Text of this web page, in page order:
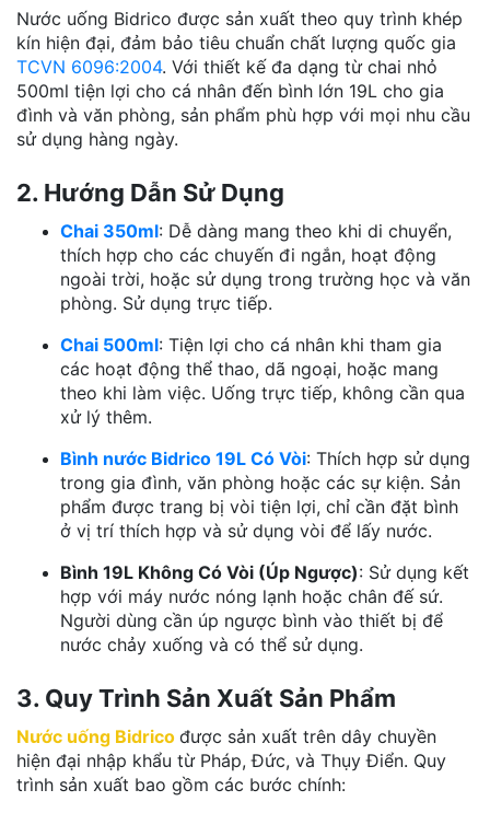
Nước uống Bidrico được sản xuất theo quy trình khép
kín hiện đại, đảm bảo tiêu chuẩn chất lượng quốc gia
TCVN 6096:2004. Với thiết kế đa dạng từ chai nhỏ
500ml tiện lợi cho cá nhân đến bình lớn 19L cho gia
đình và văn phòng, sản phẩm phù hợp với mọi nhu cầu
sử dụng hàng ngày.
2. Hướng Dẫn Sử Dụng
Chai 350ml: Dễ dàng mang theo khi di chuyển,
thích hợp cho các chuyến đi ngắn, hoạt động
ngoài trời, hoặc sử dụng trong trường học và văn
phòng. Sử dụng trực tiếp.
Chai 500ml: Tiện lợi cho cá nhân khi tham gia
các hoạt động thể thao, dã ngoại, hoặc mang
theo khi làm việc. Uống trực tiếp, không cần qua
xử lý thêm.
Bình nước Bidrico 19L Có Vòi: Thích hợp sử dụng
trong gia đình, văn phòng hoặc các sự kiện. Sản
phẩm được trang bị vòi tiện lợi, chỉ cần đặt bình
ở vị trí thích hợp và sử dụng vòi để lấy nước.
Bình 19L Không Có Vòi (Úp Ngược): Sử dụng kết
hợp với máy nước nóng lạnh hoặc chân đế sứ.
Người dùng cần úp ngược bình vào thiết bị để
nước chảy xuống và có thể sử dụng.
3. Quy Trình Sản Xuất Sản Phẩm
Nước uống Bidrico được sản xuất trên dây chuyền
hiện đại nhập khẩu từ Pháp, Đức, và Thụy Điển. Quy
trình sản xuất bao gồm các bước chính: